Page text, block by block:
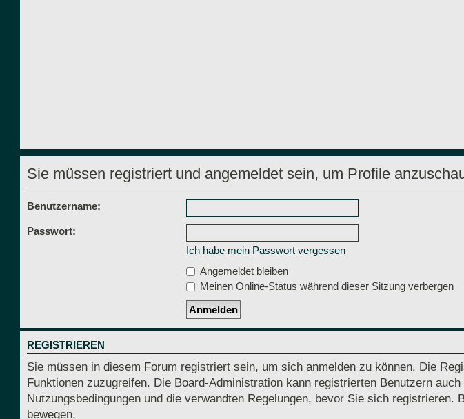
Sie müssen registriert und angemeldet sein, um Profile
Benutzername:
Passwort:
Ich habe mein Passwort vergessen
Angemeldet bleiben
Meinen Online-Status während dieser Sitzung verbergen
REGISTRIEREN
Sie müssen in diesem Forum registriert sein, um sich anmelden zu können. Die
Funktionen zuzugreifen. Die Board-Administration kann registrierten Benutzern
Nutzungsbedingungen und die verwandten Regelungen, bevor Sie sich
bewegen.